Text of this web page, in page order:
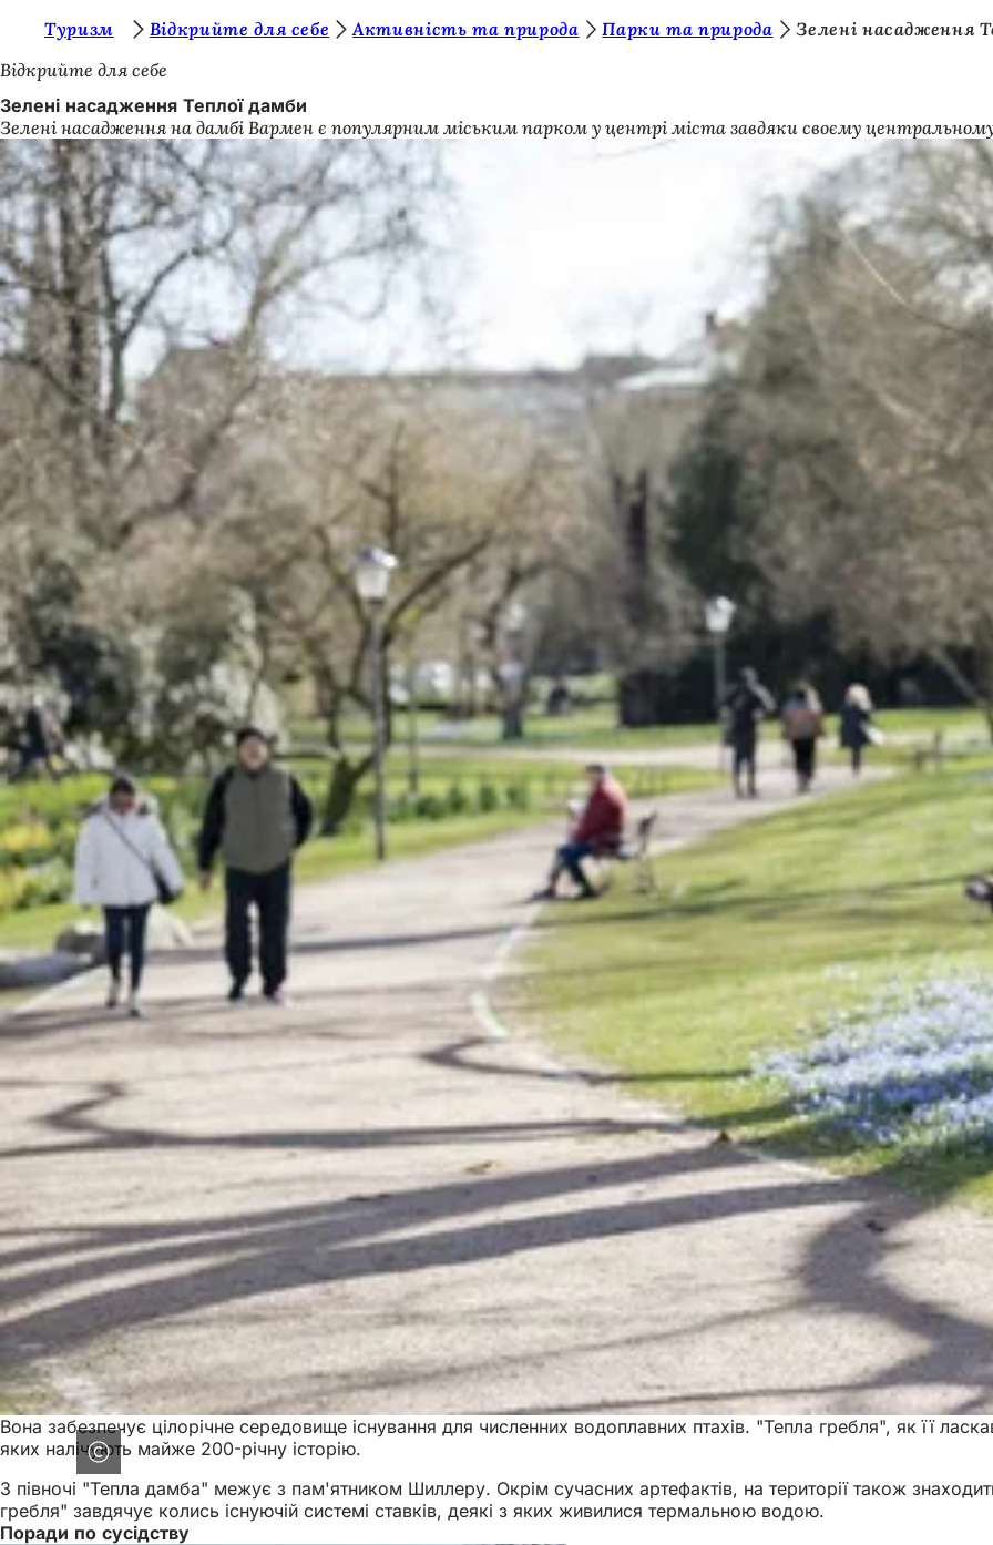
Перейти до змісту
и
т
у
т
:
Туризм Відкрийте для себе Активність та природа Парки та природа
Зелені насадження
Відкрийте для себе
Зелені насадження Теплої дамби
Зелені насадження на дамбі Вармен є популярним міським парком у центрі міста завдяки своєму
Вона забезпечує цілорічне середовище існування для численних водоплавних птахів. "Тепла гребля", як її
яких налічують майже 200-річну історію.
З півночі "Тепла дамба" межує з пам'ятником Шиллеру. Окрім сучасних артефактів, на території також
гребля" завдячує колись існуючій системі ставків, деякі з яких живилися термальною водою.
Поради по сусідству